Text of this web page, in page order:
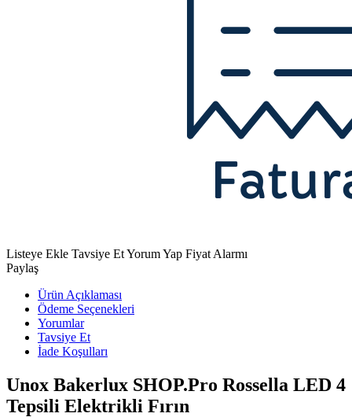
Listeye Ekle Tavsiye EtYorum Yap Fiyat Alarmı
Paylaş
Ürün Açıklaması
Ödeme Seçenekleri
Yorumlar
Tavsiye Et
İade Koşulları
Unox Bakerlux SHOP.Pro Rossella LED 4
Tepsili Elektrikli Fırın